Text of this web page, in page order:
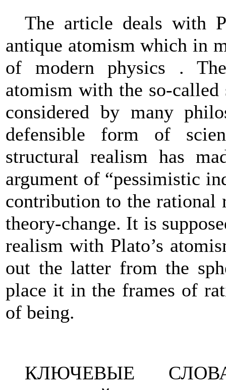
The article deals with
antique atomism which in
of modern physics .
atomism with the so-
considered by many
defensible form of
structural realism has
argument of “pessimistic
contribution to the rational
theory-change. It is
realism with Plato’s
out the latter from the
place it in the frames of
of being.
КЛЮЧЕВЫЕ СЛОВА: